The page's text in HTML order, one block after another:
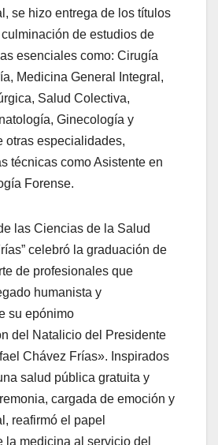
se hizo entrega de los títulos
de estudios de
esenciales como: Cirugía
Medicina General Integral,
Salud Colectiva,
Ginecología y
otras especialidades,
técnicas como Asistente en
Forense.
las Ciencias de la Salud
celebró la graduación de
de profesionales que
humanista y
su epónimo
del Natalicio del Presidente
Chávez Frías». Inspirados
salud pública gratuita y
cargada de emoción y
reafirmó el papel
la medicina al servicio del